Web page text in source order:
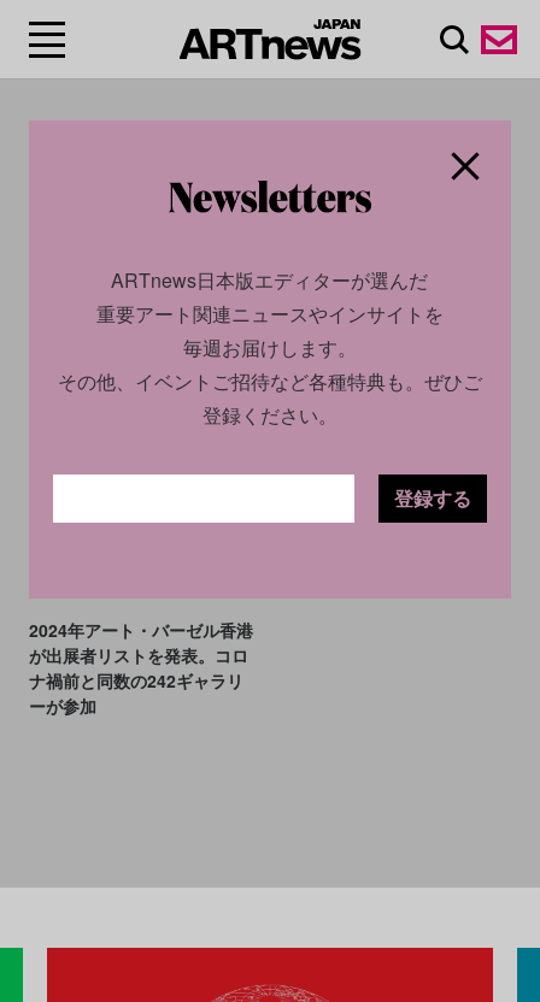
#ユミコ・チバ・アソシ
エイツ/Yumiko Chiba
2024年アート・バーゼル香港
が出展者リストを発表。コロ
ナ禍前と同数の242ギャラリ
ーが参加
ARTnews日本版エディターが選んだ
重要アート関連ニュースやインサイトを
毎週お届けします。
その他、イベントご招待など各種特典も。ぜひご
登録ください。
登録する